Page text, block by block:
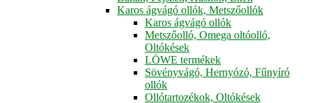
Karos ágvágó ollók, Metszőollók
Karos ágvágó ollók
Metszőolló, Omega oltóolló,
Oltókések
LÖWE termékek
Sövényvágó, Hernyózó, Fűnyíró
ollók
Ollótartozékok, Oltókések